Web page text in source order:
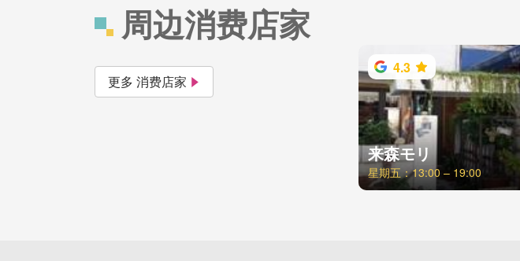
周边消费店家
更多 消费店家
4.3
来森モリ
星期五：13:00 – 19:00